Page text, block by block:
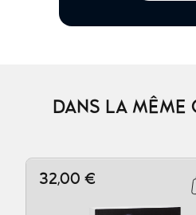
DANS LA MÊME
32,00 €